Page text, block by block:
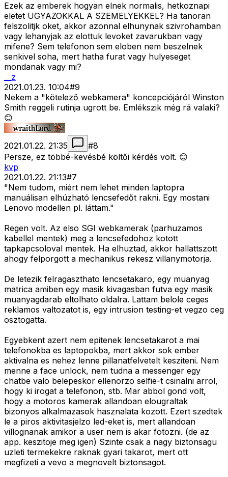
Ezek az emberek hogyan elnek normalis, hetkoznapi
eletet UGYAZOKKAL A SZEMELYEKKEL? Ha tanoran
felszolitjk oket, akkor azonnal elhunynak szivrohamban
vagy lehanyjak az elottuk levoket zavarukban vagy
mifene? Sem telefonon sem eloben nem beszelnek
senkivel soha, mert hatha furat vagy hulyeseget
mondanak vagy mi?
__z
2021.01.23. 10:04#9
Nekem a "kötelező webkamera" koncepciójáról Winston
Smith reggeli rutinja ugrott be. Emlékszik még rá valaki?
😊
2021.01.22. 21:35 #8
Persze, ez többé-kevésbé költői kérdés volt. 😊
kvp
2021.01.22. 21:13#7
"Nem tudom, miért nem lehet minden laptopra
manuálisan elhúzható lencsefedőt rakni. Egy mostani
Lenovo modellen pl. láttam."
Regen volt. Az elso SGI webkamerak (parhuzamos
kabellel mentek) meg a lencsefedohoz kotott
tapkapcsoloval mentek. Ha elhuztad, akkor hallattszott
ahogy felporgott a mechanikus rekesz villanymotorja.
De letezik felragaszthato lencsetakaro, egy muanyag
matrica amiben egy masik kivagasban futva egy masik
muanyagdarab eltolhato oldalra. Lattam belole ceges
reklamos valtozatot is, egy intrusion testing-et vegzo ceg
osztogatta.
Egyebkent azert nem epitenek lencsetakarot a mai
telefonokba es laptopokba, mert akkor sok ember
aktivalna es nehez lenne pillanatfelvetelt kesziteni. Nem
menne a face unlock, nem tudna a messenger egy
chatbe valo belepeskor ellenorzo selfie-t csinalni arrol,
hogy ki irogat a telefonon, stb. Mar abbol gond volt,
hogy a motoros kamerak allandoan elougraltak
bizonyos alkalmazasok hasznalata kozott. Ezert szedtek
le a piros aktivitasjelzo led-eket is, mert allandoan
villognanak amikor a user nem is akar fotozni. (de az
app. keszitoje meg igen) Szinte csak a nagy biztonsagu
uzleti termekekre raknak gyari takarot, mert ott
megfizeti a vevo a megnovelt biztonsagot.